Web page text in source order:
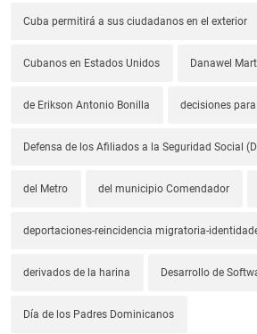
Cuba permitirá a sus ciudadanos en el exterior
Cubanos en Estados Unidos Danawel
de Erikson Antonio Bonilla decisiones
Defensa de los Afiliados a la Seguridad Social
del Metro del municipio Comendador
deportaciones-reincidencia migratoria-
derivados de la harina Desarrollo de
Día de los Padres Dominicanos